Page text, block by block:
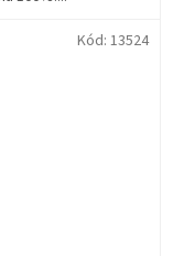
Kód: 13524